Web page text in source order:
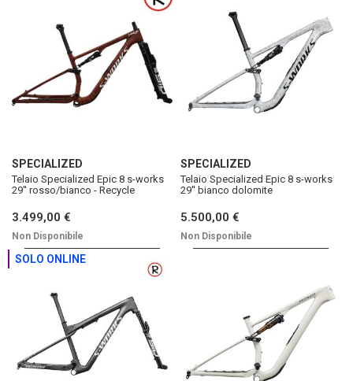
SPECIALIZED
Telaio Specialized Epic 8 s-works
29'' rosso/bianco - Recycle
3.499,00 €
Non Disponibile
SPECIALIZED
Telaio Specialized Epic 8 s-works
29'' bianco dolomite
5.500,00 €
Non Disponibile
SOLO ONLINE